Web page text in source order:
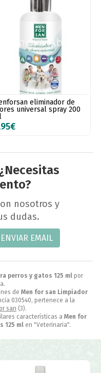
perros y gatos 125 ml por
de Men for san Limpiador
030540, pertenece a la
san (3).
características a Men for
125 ml en "Veterinaria".
eliminador de
universal spray 200
nosotros y
dudas.
ENVIAR EMAIL